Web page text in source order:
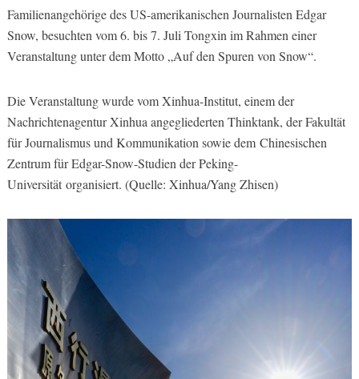
Familienangehörige des US-amerikanischen Journalisten Edgar
Snow, besuchten vom 6. bis 7. Juli Tongxin im Rahmen einer
Veranstaltung unter dem Motto „Auf den Spuren von Snow“.
Die Veranstaltung wurde vom Xinhua-Institut, einem der
Nachrichtenagentur Xinhua angegliederten Thinktank, der Fakultät
für Journalismus und Kommunikation sowie dem Chinesischen
Zentrum für Edgar-Snow-Studien der Peking-
Universität organisiert. (Quelle: Xinhua/Yang Zhisen)